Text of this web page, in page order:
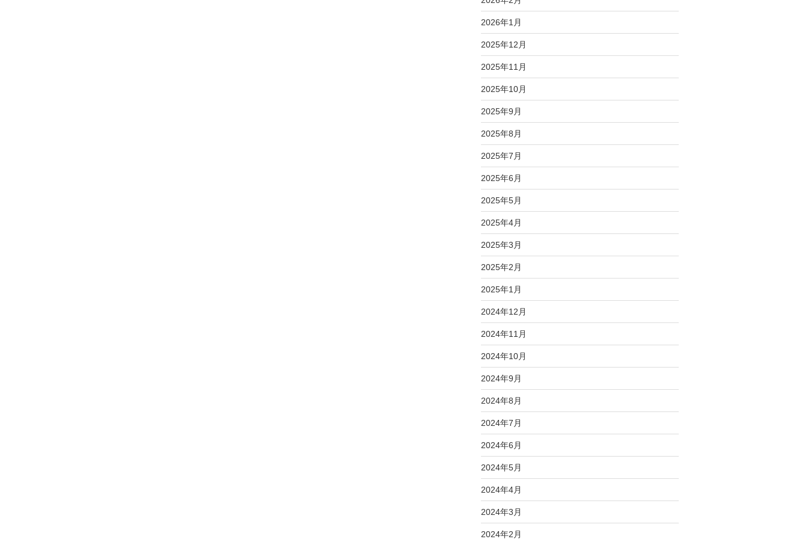
2026年1月
2025年12月
2025年11月
2025年10月
2025年9月
2025年8月
2025年7月
2025年6月
2025年5月
2025年4月
2025年3月
2025年2月
2025年1月
2024年12月
2024年11月
2024年10月
2024年9月
2024年8月
2024年7月
2024年6月
2024年5月
2024年4月
2024年3月
2024年2月